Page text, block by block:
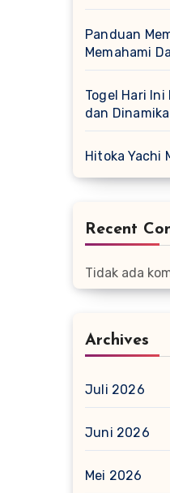
Panduan
Memahami
Togel Hari
dan
Hitoka Yachi
Recent
Tidak ada
Archives
Juli 2026
Juni 2026
Mei 2026